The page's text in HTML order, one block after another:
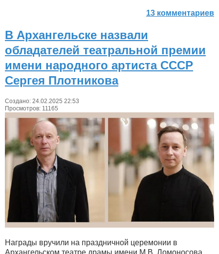
13 комментариев
В Архангельске назвали
обладателей театральной премии
имени народного артиста СССР
Сергея Плотникова
Создано: 24.02.2025 22:53
Просмотров: 11165
Награды вручили на праздничной церемонии в